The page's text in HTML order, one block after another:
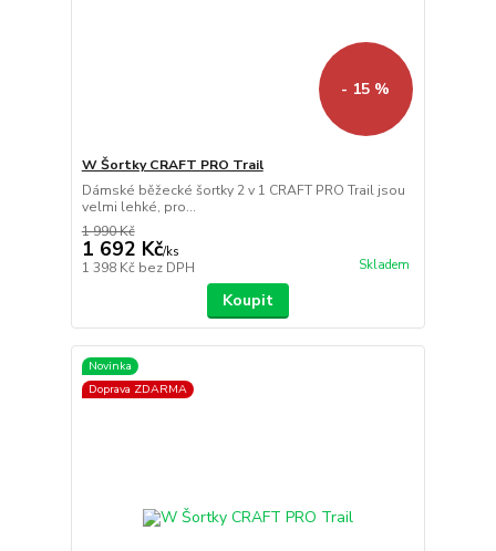
- 15 %
W Šortky CRAFT PRO Trail
Dámské běžecké šortky 2 v 1 CRAFT PRO Trail jsou
velmi lehké, pro...
1 990 Kč
1 692 Kč/ks
1 398 Kč bez DPH Skladem
Koupit
Novinka
Doprava ZDARMA